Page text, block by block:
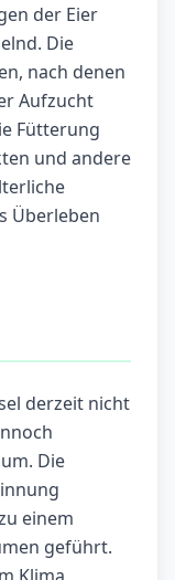
der Eier
Die
nach denen
Aufzucht
Fütterung
und andere
Überleben
derzeit nicht
Die
einem
geführt.